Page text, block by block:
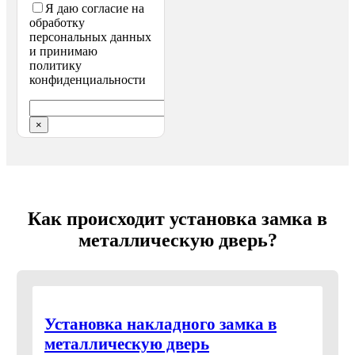
Я даю согласие на
обработку
персональных данных
и принимаю
политику
конфиденциальности
×
Как происходит установка замка в
металлическую дверь?
Установка накладного замка в
металлическую дверь